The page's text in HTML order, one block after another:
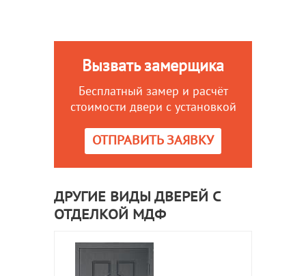
Вызвать замерщика
Бесплатный замер и расчёт
стоимости двери с установкой
ОТПРАВИТЬ ЗАЯВКУ
ДРУГИЕ ВИДЫ ДВЕРЕЙ С
ОТДЕЛКОЙ МДФ